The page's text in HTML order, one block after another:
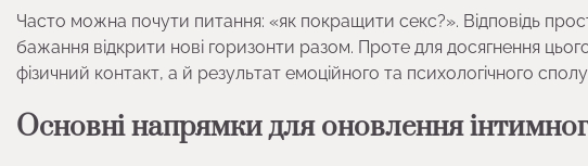
Часто можна почути питання: «як покращити секс?». Відповідь
бажання відкрити нові горизонти разом. Проте для досягнення
фізичний контакт, а й результат емоційного та психологічного
Основні напрямки для оновлення